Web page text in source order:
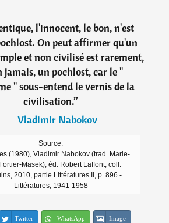
l'innocent, le bon, n'est
On peut affirmer qu'un
et non civilisé est rarement,
jamais, un pochlost, car le "
" sous-entend le vernis de la
civilisation.”
―Vladimir Nabokov
Source:
(1980), Vladimir Nabokov (trad. Marie-
Masek), éd. Robert Laffont, coll.
2010, partie Littératures II, p. 896 -
Littératures, 1941-1958
Twitter WhatsApp Image